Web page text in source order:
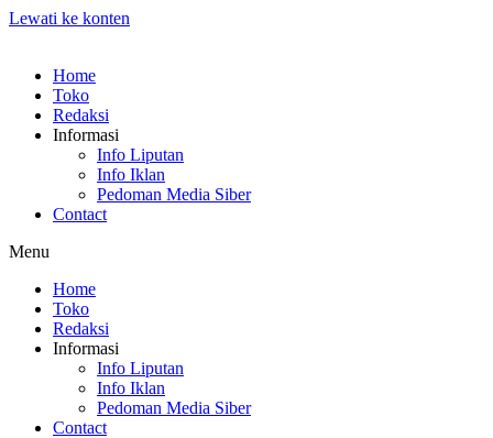
Lewati ke konten
Home
Toko
Redaksi
Informasi
Info Liputan
Info Iklan
Pedoman Media Siber
Contact
Menu
Home
Toko
Redaksi
Informasi
Info Liputan
Info Iklan
Pedoman Media Siber
Contact